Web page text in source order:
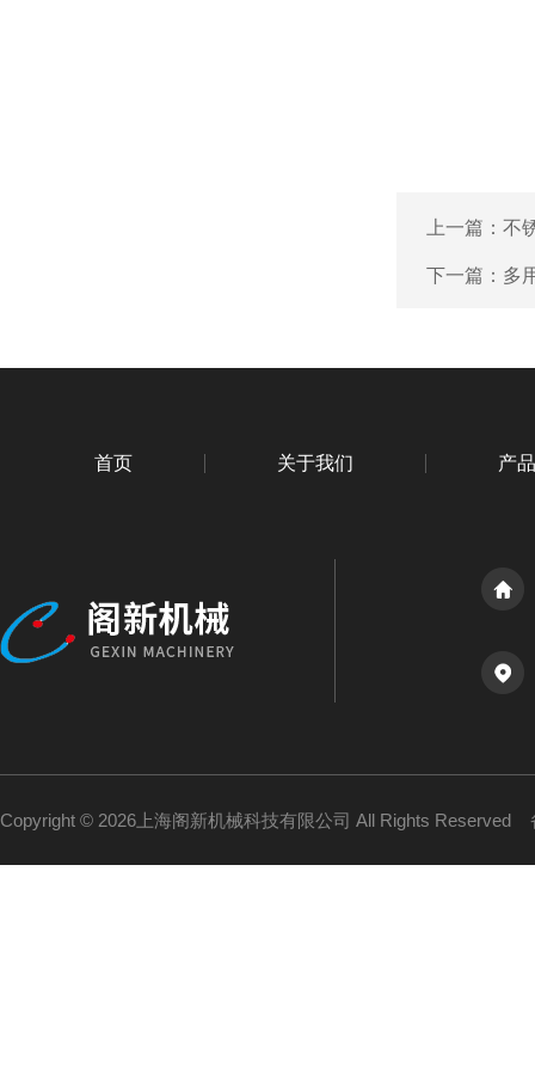
上一篇： 不
下一篇： 多
首页 关于我们 产
Copyright © 2026上海阁新机械科技有限公司 All Rights Reserved